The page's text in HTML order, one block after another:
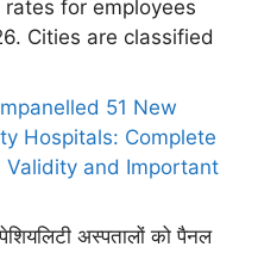
for employees
Cities are classified
51 New
Hospitals: Complete
Validity and Important
अस्पतालों को पैनल